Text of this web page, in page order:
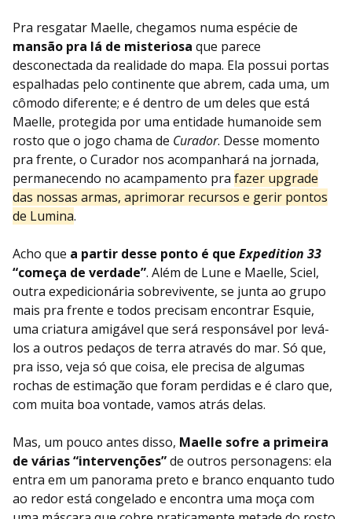
Pra resgatar Maelle, chegamos numa espécie de
mansão pra lá de misteriosa que parece
desconectada da realidade do mapa. Ela possui portas
espalhadas pelo continente que abrem, cada uma, um
cômodo diferente; e é dentro de um deles que está
Maelle, protegida por uma entidade humanoide sem
rosto que o jogo chama de Curador. Desse momento
pra frente, o Curador nos acompanhará na jornada,
permanecendo no acampamento pra fazer upgrade
das nossas armas, aprimorar recursos e gerir pontos
de Lumina.
Acho que a partir desse ponto é que Expedition 33
“começa de verdade”. Além de Lune e Maelle, Sciel,
outra expedicionária sobrevivente, se junta ao grupo
mais pra frente e todos precisam encontrar Esquie,
uma criatura amigável que será responsável por levá-
los a outros pedaços de terra através do mar. Só que,
pra isso, veja só que coisa, ele precisa de algumas
rochas de estimação que foram perdidas e é claro que,
com muita boa vontade, vamos atrás delas.
Mas, um pouco antes disso, Maelle sofre a primeira
de várias “intervenções”de outros personagens: ela
entra em um panorama preto e branco enquanto tudo
ao redor está congelado e encontra uma moça com